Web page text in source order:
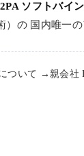
ソフトバイ
）の 国内唯一
ついて →親会社